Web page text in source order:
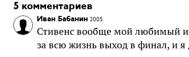
5 комментариев
Иван Бабанин 2005
Стивенс вообще мой любимый
за всю жизнь выход в финал, и я